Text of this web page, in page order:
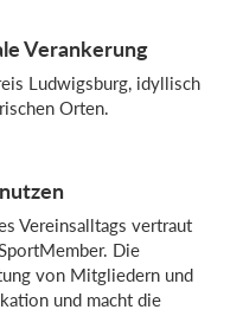
Verankerung
Ludwigsburg, idyllisch
Orten.
Vereinsalltags vertraut
Die
von Mitgliedern und
und macht die